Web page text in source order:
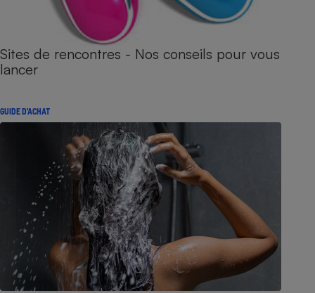
Sites de rencontres - Nos conseils pour vous
lancer
GUIDE D'ACHAT